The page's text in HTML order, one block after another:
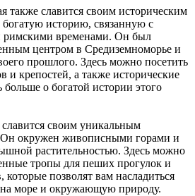
также славится своим историческим
историю, связанную с
римскими временами. Он был
центром в Средиземноморье и
прошлого. Здесь можно посетить
и крепостей, а также исторические
больше о богатой истории этого
славится своим уникальным
окружен живописными горами и
растительностью. Здесь можно
тропы для пеших прогулок и
позволят вам насладиться
море и окружающую природу.